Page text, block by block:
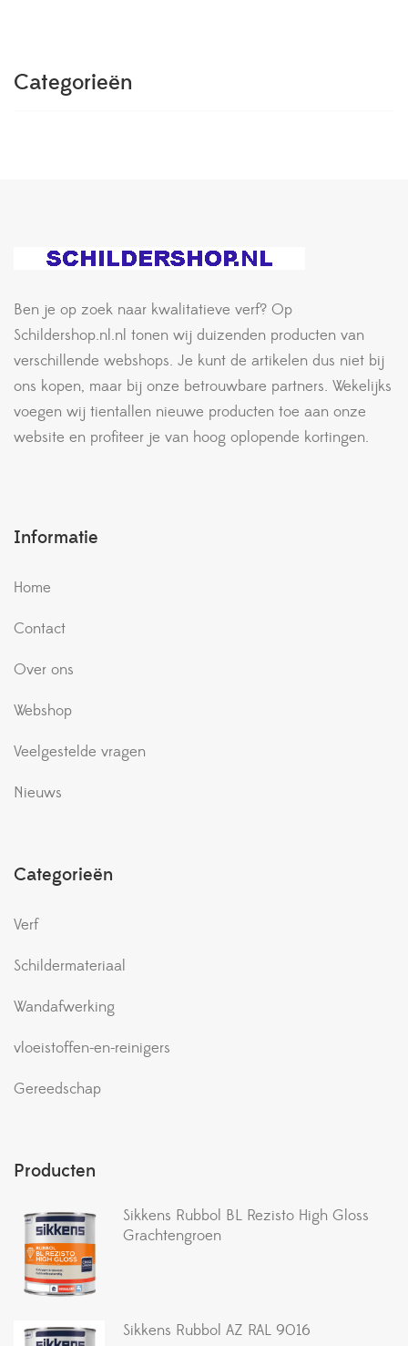
Categorieën
Ben je op zoek naar kwalitatieve verf? Op
Schildershop.nl.nl tonen wij duizenden producten van
verschillende webshops. Je kunt de artikelen dus niet bij
ons kopen, maar bij onze betrouwbare partners. Wekelijks
voegen wij tientallen nieuwe producten toe aan onze
website en profiteer je van hoog oplopende kortingen.
Informatie
Home
Contact
Over ons
Webshop
Veelgestelde vragen
Nieuws
Categorieën
Verf
Schildermateriaal
Wandafwerking
vloeistoffen-en-reinigers
Gereedschap
Producten
Sikkens Rubbol BL Rezisto High Gloss
Grachtengroen
Sikkens Rubbol AZ RAL 9016